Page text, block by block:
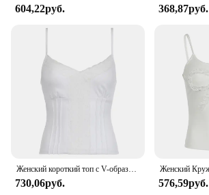
604,22руб. 368,87руб.
Женский короткий топ с V-образным вырезом, Y2K
730,06руб. 576,59руб.